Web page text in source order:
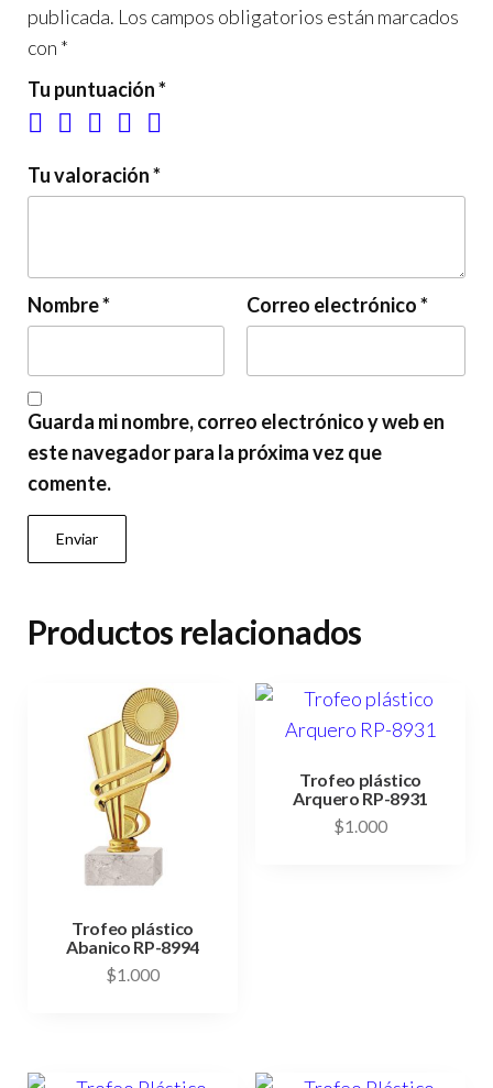
publicada. Los campos obligatorios están marcados
con *
Tu puntuación*
Tu valoración*
Nombre* Correo electrónico*
Guarda mi nombre, correo electrónico y web en
este navegador para la próxima vez que
comente.
Productos relacionados
Trofeo plástico
Abanico RP-8994
$1.000
Trofeo plástico
Arquero RP-8931
$1.000